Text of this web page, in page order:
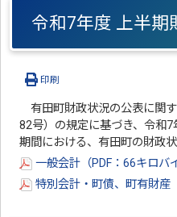
令和7年度 上半期
印刷
有田町財政状況の公表に関
82号）の規定に基づき、令和
期間における、有田町の財政状
一般会計（PDF：66キロバ
特別会計・町債、町有財産